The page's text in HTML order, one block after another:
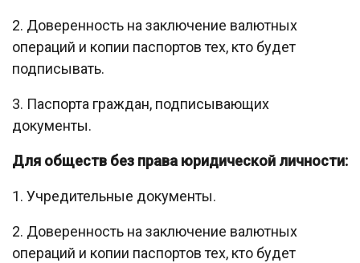
2. Доверенность на заключение валютных
операций и копии паспортов тех, кто будет
подписывать.
3. Паспорта граждан, подписывающих
документы.
Для обществ без права юридической личности:
1. Учредительные документы.
2. Доверенность на заключение валютных
операций и копии паспортов тех, кто будет